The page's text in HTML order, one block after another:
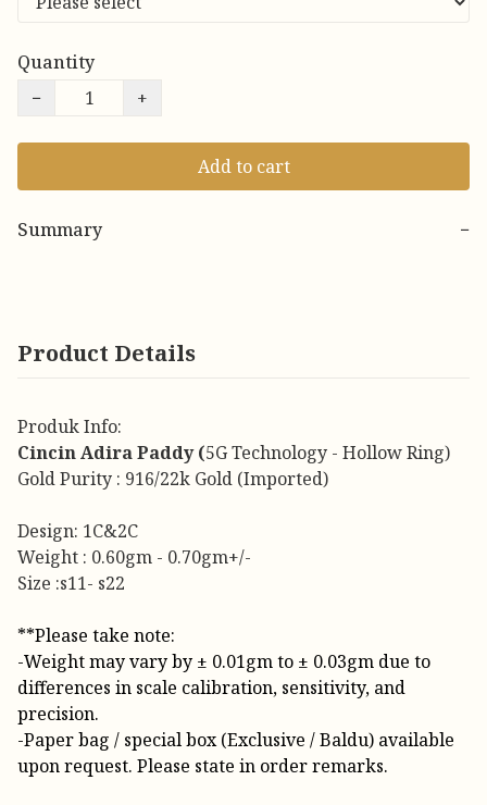
Quantity
−
+
Add to cart
Summary −
Product Details
Produk Info:
Cincin Adira Paddy (5G Technology - Hollow Ring)
Gold Purity : 916/22k Gold (Imported)
Design: 1C&2C
Weight : 0.60gm - 0.70gm+/-
Size :s11- s22
**Please take note:
-Weight may vary by ± 0.01gm to ± 0.03gm due to
differences in scale calibration, sensitivity, and
precision.
-Paper bag / special box (Exclusive / Baldu) available
upon request. Please state in order remarks.